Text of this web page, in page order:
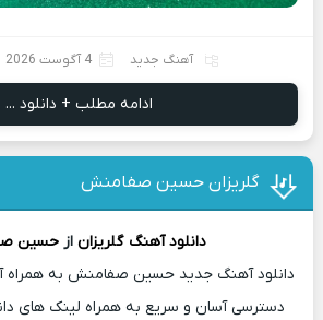
آهنگ جدید 4 آگوست 2026
ادامه مطلب + دانلود ...
گلریزان حسین صفامنش
دانلود آهنگ گلریزان ازحسین
دانلود آهنگ جدید حسین صفامنش به همراه
دسترسی آسان و سریع به همراه لینک های